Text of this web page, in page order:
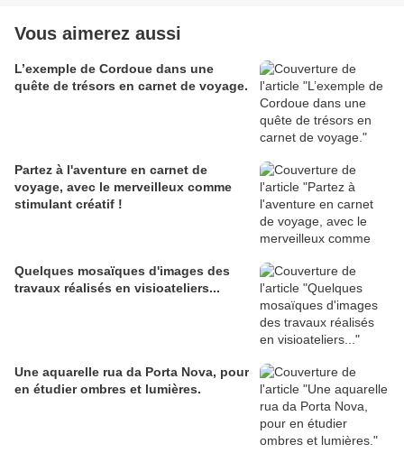
Vous aimerez aussi
L’exemple de Cordoue dans une
quête de trésors en carnet de voyage.
Partez à l'aventure en carnet de
voyage, avec le merveilleux comme
stimulant créatif !
Quelques mosaïques d'images des
travaux réalisés en visioateliers...
Une aquarelle rua da Porta Nova, pour
en étudier ombres et lumières.